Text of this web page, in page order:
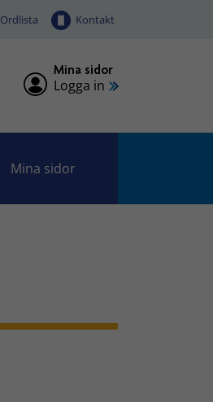
Ordlista Kontakt
Mina sidor
Logga in
Mina sidor